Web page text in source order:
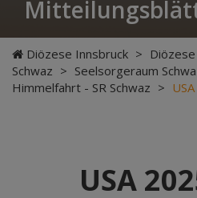
Diözese Innsbruck >
Schwaz > Seelsorgeraum
Himmelfahrt - SR Schwaz >
USA